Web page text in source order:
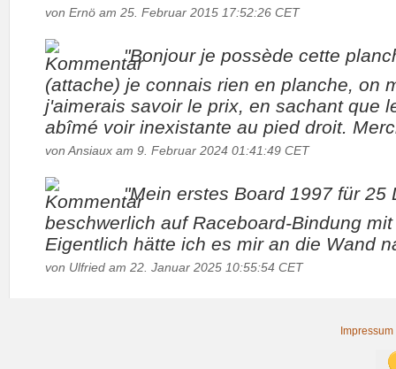
von Ernö am 25. Februar 2015 17:52:26 CET
"Bonjour je possède cette
(attache) je connais rien en planche, on
j'aimerais savoir le prix, en sachant que
abîmé voir inexistante au pied droit.
von Ansiaux am 9. Februar 2024 01:41:49 CET
"Mein erstes Board 1997 für 25
beschwerlich auf Raceboard-Bindung
Eigentlich hätte ich es mir an die Wand
von Ulfried am 22. Januar 2025 10:55:54 CET
Impressum